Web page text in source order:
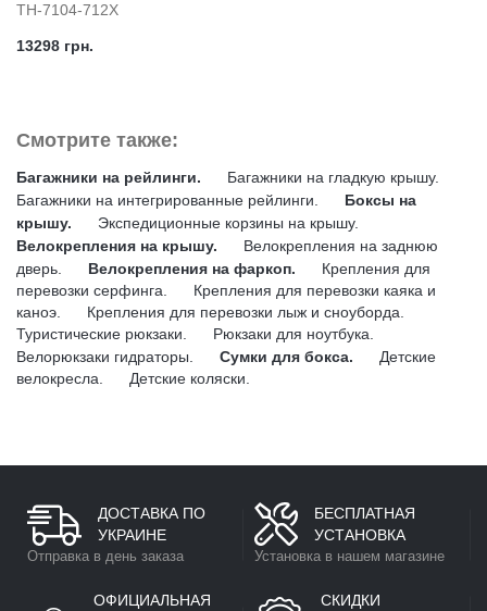
TH-7104-712X
13298 грн.
Смотрите также:
Багажники на рейлинги.
Багажники на гладкую крышу.
Багажники на интегрированные рейлинги.
Боксы на
крышу.
Экспедиционные корзины на крышу.
Велокрепления на крышу.
Велокрепления на заднюю
дверь.
Велокрепления на фаркоп.
Крепления для
перевозки серфинга.
Крепления для перевозки каяка и
каноэ.
Крепления для перевозки лыж и сноуборда.
Туристические рюкзаки.
Рюкзаки для ноутбука.
Велорюкзаки гидраторы.
Сумки для бокса.
Детские
велокресла.
Детские коляски.
ДОСТАВКА ПО
УКРАИНЕ
Отправка в день заказа
БЕСПЛАТНАЯ
УСТАНОВКА
Установка в нашем магазине
ОФИЦИАЛЬНАЯ
СКИДКИ